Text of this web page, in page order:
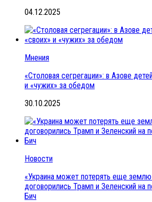
04.12.2025
Мнения
«Столовая сегрегации»: в Азове
и «чужих» за обедом
30.10.2025
Новости
«Украина может потерять еще
договорились Трамп и Зеленский на
Бич